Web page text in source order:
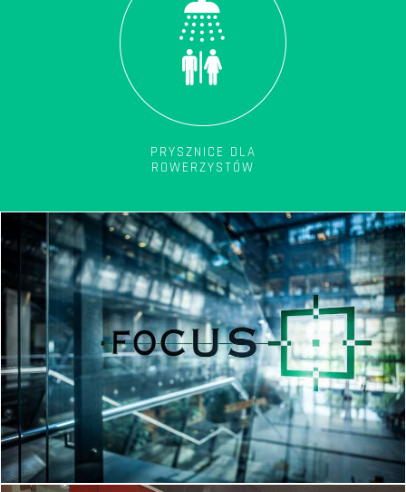
PRYSZNICE DLA
ROWERZYSTÓW